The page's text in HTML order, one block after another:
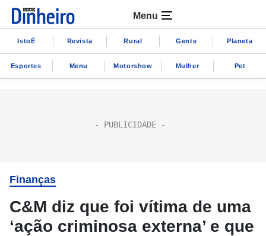
Menu
IstoÉ Revista Rural Gente Planeta
Esportes Menu Motorshow Mulher Pet
Finanças
C&M diz que foi vítima de uma
‘ação criminosa externa’ e que